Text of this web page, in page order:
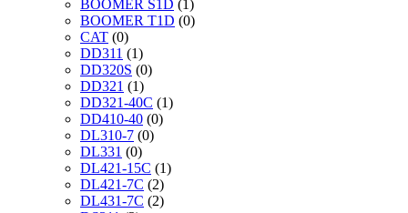
BOOMER S1D (1)
BOOMER T1D (0)
CAT (0)
DD311 (1)
DD320S (0)
DD321 (1)
DD321-40C (1)
DD410-40 (0)
DL310-7 (0)
DL331 (0)
DL421-15C (1)
DL421-7C (2)
DL431-7C (2)